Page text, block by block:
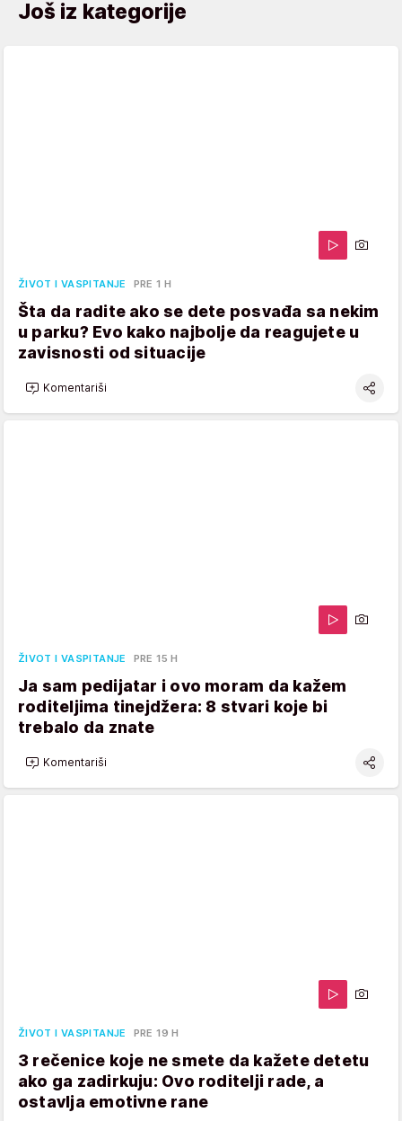
Još iz kategorije
ŽIVOT I VASPITANJE PRE 1 H
Šta da radite ako se dete posvađa sa nekim
u parku? Evo kako najbolje da reagujete u
zavisnosti od situacije
Komentariši
ŽIVOT I VASPITANJE PRE 15 H
Ja sam pedijatar i ovo moram da kažem
roditeljima tinejdžera: 8 stvari koje bi
trebalo da znate
Komentariši
ŽIVOT I VASPITANJE PRE 19 H
3 rečenice koje ne smete da kažete detetu
ako ga zadirkuju: Ovo roditelji rade, a
ostavlja emotivne rane